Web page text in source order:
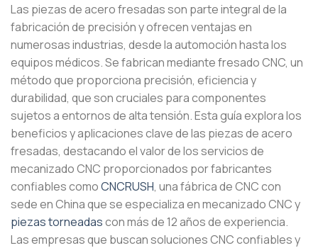
Las piezas de acero fresadas son parte integral de la
fabricación de precisión y ofrecen ventajas en
numerosas industrias, desde la automoción hasta los
equipos médicos. Se fabrican mediante fresado CNC, un
método que proporciona precisión, eficiencia y
durabilidad, que son cruciales para componentes
sujetos a entornos de alta tensión. Esta guía explora los
beneficios y aplicaciones clave de las piezas de acero
fresadas, destacando el valor de los servicios de
mecanizado CNC proporcionados por fabricantes
confiables comoCNCRUSH, una fábrica de CNC con
sede en China que se especializa en mecanizado CNC y
piezas torneadascon más de 12 años de experiencia.
Las empresas que buscan soluciones CNC confiables y